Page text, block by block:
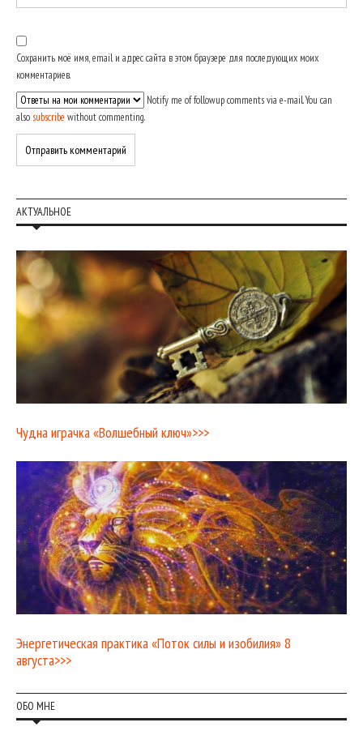
Сохранить моё имя, email и адрес сайта в этом браузере для последующих моих
комментариев.
Notify me of followup comments via e-mail. You can
also subscribe without commenting.
АКТУАЛЬНОЕ
Чудна играчка «Волшебный ключ»>>>
Энергетическая практика «Поток силы и изобилия» 8
августа>>>
ОБО МНЕ